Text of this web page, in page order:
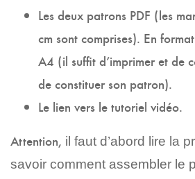
Les deux patrons PDF (les
cm sont comprises). En
A4 (il suffit d’imprimer et de
de constituer son patron).
Le lien vers le tutoriel vidéo.
Attention, il faut d’abord lire la
savoir comment assembler le